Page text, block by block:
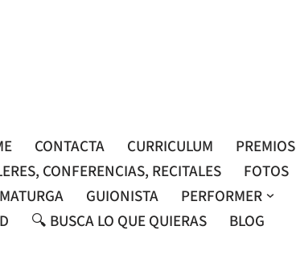
CONTACTA CURRICULUM PREMIOS
CONFERENCIAS, RECITALES
FOTOS
GUIONISTA PERFORMER
🔍 BUSCA LO QUE QUIERAS BLOG